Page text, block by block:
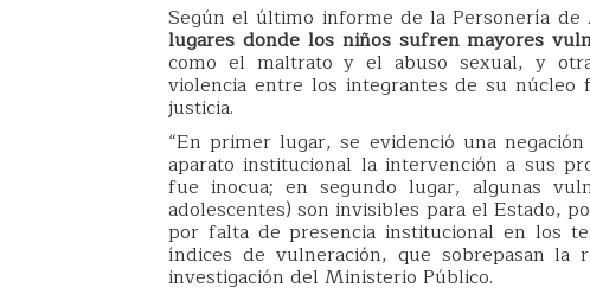
Según el último informe de la Personería
lugares donde los niños sufren mayores
como el maltrato y el abuso sexual, y
violencia entre los integrantes de su núcleo
justicia.
“En primer lugar, se evidenció una
aparato institucional la intervención a sus
fue inocua; en segundo lugar, algunas
adolescentes) son invisibles para el Estado,
por falta de presencia institucional en los
índices de vulneración, que sobrepasan la
investigación del Ministerio Público.